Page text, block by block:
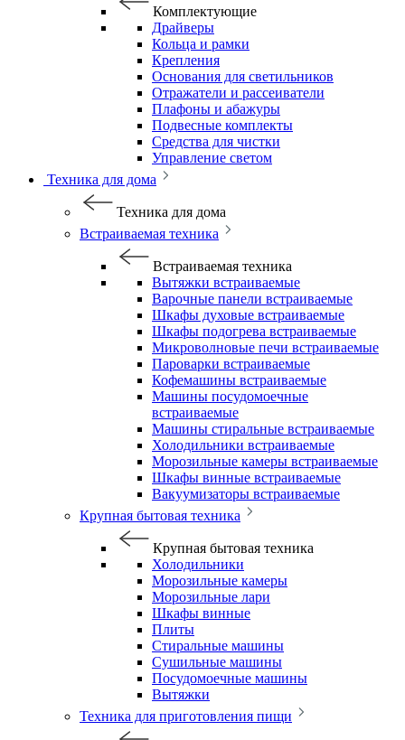
Комплектующие
Драйверы
Кольца и рамки
Крепления
Основания для светильников
Отражатели и рассеиватели
Плафоны и абажуры
Подвесные комплекты
Средства для чистки
Управление светом
Техника для дома
Техника для дома
Встраиваемая техника
Встраиваемая техника
Вытяжки встраиваемые
Варочные панели встраиваемые
Шкафы духовые встраиваемые
Шкафы подогрева встраиваемые
Микроволновые печи встраиваемые
Пароварки встраиваемые
Кофемашины встраиваемые
Машины посудомоечные
встраиваемые
Машины стиральные встраиваемые
Холодильники встраиваемые
Морозильные камеры встраиваемые
Шкафы винные встраиваемые
Вакуумизаторы встраиваемые
Крупная бытовая техника
Крупная бытовая техника
Холодильники
Морозильные камеры
Морозильные лари
Шкафы винные
Плиты
Стиральные машины
Сушильные машины
Посудомоечные машины
Вытяжки
Техника для приготовления пищи